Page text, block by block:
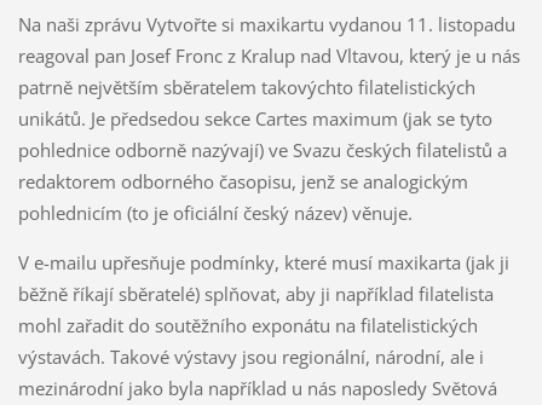
Na naši zprávu Vytvořte si maxikartu vydanou 11. listopadu
reagoval pan Josef Fronc z Kralup nad Vltavou, který je u nás
patrně největším sběratelem takovýchto filatelistických
unikátů. Je předsedou sekce Cartes maximum (jak se tyto
pohlednice odborně nazývají) ve Svazu českých filatelistů a
redaktorem odborného časopisu, jenž se analogickým
pohlednicím (to je oficiální český název) věnuje.
V e-mailu upřesňuje podmínky, které musí maxikarta (jak ji
běžně říkají sběratelé) splňovat, aby ji například filatelista
mohl zařadit do soutěžního exponátu na filatelistických
výstavách. Takové výstavy jsou regionální, národní, ale i
mezinárodní jako byla například u nás naposledy Světová